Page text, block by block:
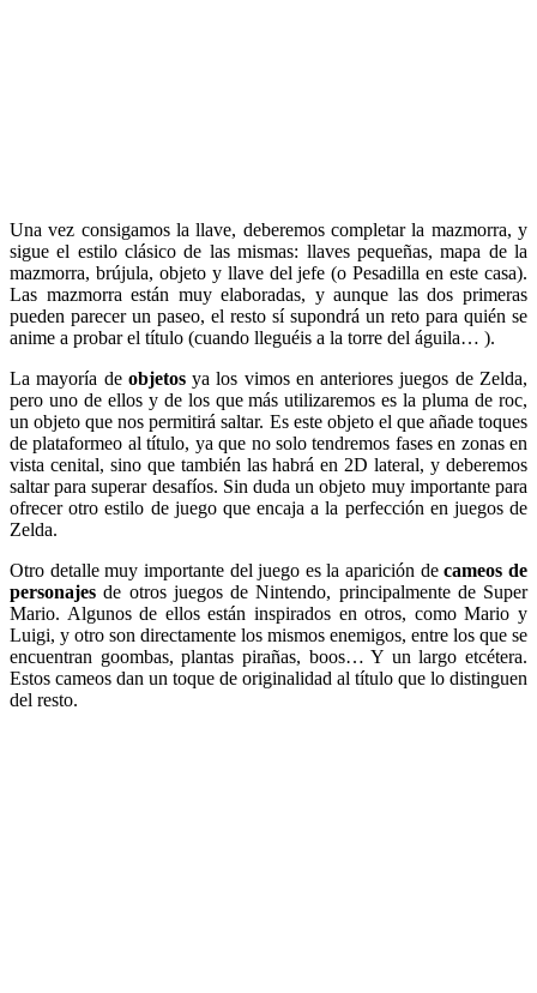
Una vez consigamos la llave, deberemos completar la mazmorra, y
sigue el estilo clásico de las mismas: llaves pequeñas, mapa de la
mazmorra, brújula, objeto y llave del jefe (o Pesadilla en este casa).
Las mazmorra están muy elaboradas, y aunque las dos primeras
pueden parecer un paseo, el resto sí supondrá un reto para quién se
anime a probar el título (cuando lleguéis a la torre del águila… ).
La mayoría de objetosya los vimos en anteriores juegos de Zelda,
pero uno de ellos y de los que más utilizaremos es la pluma de roc,
un objeto que nos permitirá saltar. Es este objeto el que añade toques
de plataformeo al título, ya que no solo tendremos fases en zonas en
vista cenital, sino que también las habrá en 2D lateral, y deberemos
saltar para superar desafíos. Sin duda un objeto muy importante para
ofrecer otro estilo de juego que encaja a la perfección en juegos de
Zelda.
Otro detalle muy importante del juego es la aparición decameos de
personajes de otros juegos de Nintendo, principalmente de Super
Mario. Algunos de ellos están inspirados en otros, como Mario y
Luigi, y otro son directamente los mismos enemigos, entre los que se
encuentran goombas, plantas pirañas, boos… Y un largo etcétera.
Estos cameos dan un toque de originalidad al título que lo distinguen
del resto.